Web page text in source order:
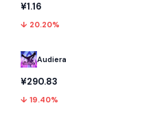
¥1.16
↓ 20.20%
Audiera
¥290.83
↓ 19.40%